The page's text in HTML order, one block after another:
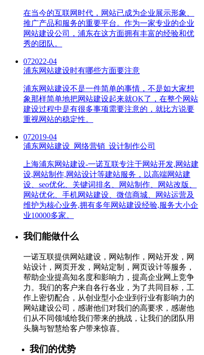
在当今的互联网时代，网站已成为企业展示形象、
推广产品和服务的重要平台。作为一家专业的企业
网站建设公司，浦东在这方面拥有丰富的经验和优
秀的团队。
072022-04
浦东网站建设时有哪些方面要注意
浦东网站建设不是一件简单的事情，不是如大家想
象那样简单地把网站建设起来就OK了，在整个网站
建设过程中是有很多事项需要注意的，就比方说要
重视网站的稳定性。
072019-04
浦东网站建设_网络营销_设计制作公司
上海浦东网站建设-一诺互联专注于网站开发,网站建
设,网站制作,网站设计等建站服务，以高端网站建
设、seo优化、关键词排名、网站制作、网站改版、
网站优化、手机网站建设、微信商城、网站运营及
维护为核心业务,拥有多年网站建设经验,服务大小企
业10000多家。
我们能做什么
一诺互联提供网站建设，网站制作，网站开发，网
站设计，网页开发，网站定制，网页设计等服务，
帮助企业提高知名度和影响力，提高企业网上竞争
力。我们的客户来自各行各业，为了共同目标，工
作上密切配合，从创业型小企业到行业有影响力的
网站建设公司，感谢他们对我们的高要求，感谢他
们从不同领域给我们带来的挑战，让我们的团队用
头脑与智慧给客户带来惊喜。
我们的优势